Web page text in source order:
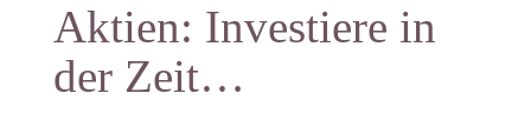
Aktien: Investiere in
der Zeit…